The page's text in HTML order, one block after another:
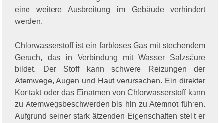
eine weitere Ausbreitung im Gebäude verhindert
werden.
Chlorwasserstoff ist ein farbloses Gas mit stechendem
Geruch, das in Verbindung mit Wasser Salzsäure
bildet. Der Stoff kann schwere Reizungen der
Atemwege, Augen und Haut verursachen. Ein direkter
Kontakt oder das Einatmen von Chlorwasserstoff kann
zu Atemwegsbeschwerden bis hin zu Atemnot führen.
Aufgrund seiner stark ätzenden Eigenschaften stellt er